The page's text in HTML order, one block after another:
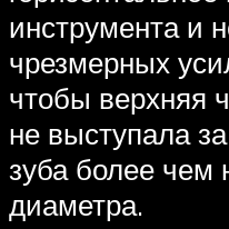
инструмента и
чрезмерных
чтобы верхняя
не выступала
зуба более чем
диаметра.